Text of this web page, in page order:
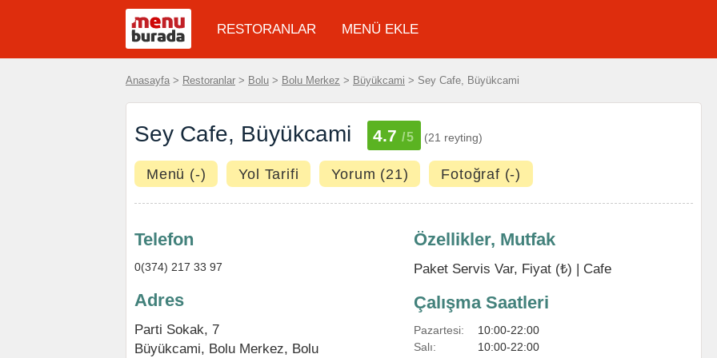
RESTORANLAR MENÜ EKLE
Anasayfa > Restoranlar > Bolu > Bolu Merkez > Büyükcami > Sey Cafe, Büyükcami
Sey Cafe, Büyükcami 4.7 /5 (21 reyting)
Menü (-) Yol Tarifi Yorum (21) Fotoğraf (-)
Telefon
0(374) 217 33 97
Adres
Parti Sokak, 7
Büyükcami, Bolu Merkez, Bolu
Özellikler, Mutfak
Paket Servis Var, Fiyat (₺) | Cafe
Çalışma Saatleri
Pazartesi:
10:00-22:00
Salı:
10:00-22:00